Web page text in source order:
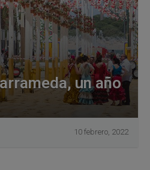
un año
10 febrero, 2022